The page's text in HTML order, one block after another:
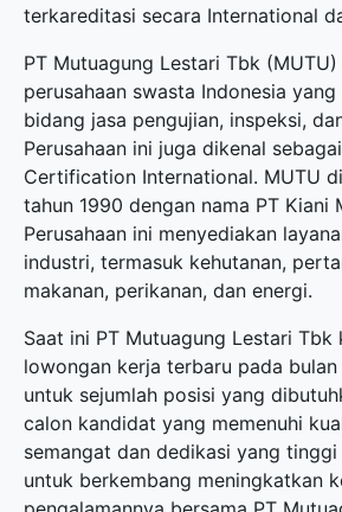
terkareditasi secara International
PT Mutuagung Lestari Tbk
perusahaan swasta Indonesia
bidang jasa pengujian, inspeksi,
Perusahaan ini juga dikenal
Certification International. MUTU
tahun 1990 dengan nama PT Kiani
Perusahaan ini menyediakan
industri, termasuk kehutanan,
makanan, perikanan, dan energi.
Saat ini PT Mutuagung Lestari Tbk
lowongan kerja terbaru pada
untuk sejumlah posisi yang
calon kandidat yang memenuhi
semangat dan dedikasi yang
untuk berkembang meningkatkan